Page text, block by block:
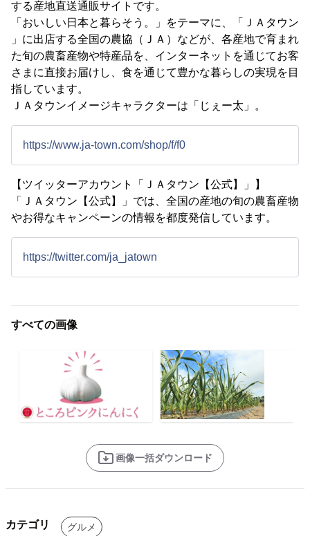
する産地直送通販サイトです。
「おいしい日本と暮らそう。」をテーマに、「ＪＡタウン
」に出店する全国の農協（ＪＡ）などが、各産地で育まれ
た旬の農畜産物や特産品を、インターネットを通じてお客
さまに直接お届けし、食を通じて豊かな暮らしの実現を目
指しています。
ＪＡタウンイメージキャラクターは「じぇー太」。
https://www.ja-town.com/shop/f/f0
【ツイッターアカウント「ＪＡタウン【公式】」】
「ＪＡタウン【公式】」では、全国の産地の旬の農畜産物
やお得なキャンペーンの情報を都度発信しています。
https://twitter.com/ja_jatown
すべての画像
画像一括ダウンロード
カテゴリ グルメ